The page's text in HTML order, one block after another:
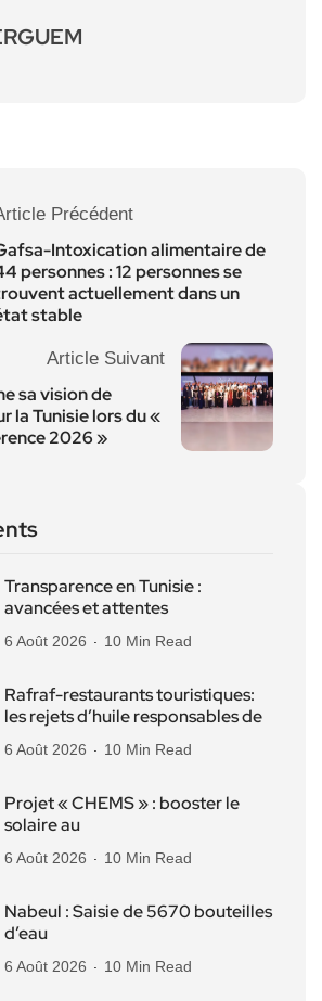
Précédent
Intoxication alimentaire de
personnes : 12 personnes se
actuellement dans un
stable
Article Suivant
sa vision de
la Tunisie lors du «
2026 »
Transparence en Tunisie :
avancées et attentes
6 Août 2026 10 Min Read
Rafraf-restaurants touristiques:
les rejets d’huile responsables de
6 Août 2026 10 Min Read
Projet « CHEMS » : booster le
solaire au
6 Août 2026 10 Min Read
Nabeul : Saisie de 5670 bouteilles
d’eau
6 Août 2026 10 Min Read